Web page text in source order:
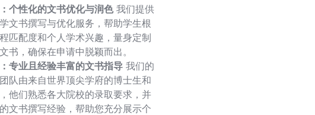
个性化的文书优化与润色我们提供
文书撰写与优化服务，帮助学生根
匹配度和个人学术兴趣，量身定制
书，确保在申请中脱颖而出。
专业且经验丰富的文书指导 我们的
队由来自世界顶尖学府的博士生和
他们熟悉各大院校的录取要求，并
文书撰写经验，帮助您充分展示个